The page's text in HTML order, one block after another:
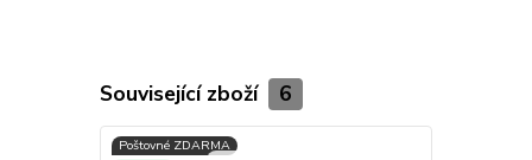
Související zboží 6